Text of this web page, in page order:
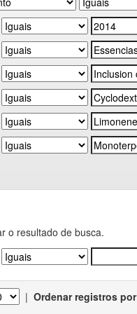
o resultado de busca.
| Ordenar registros por